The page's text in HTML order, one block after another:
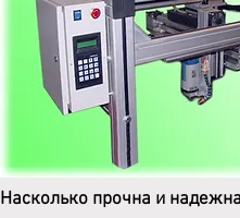
Насколько прочна и